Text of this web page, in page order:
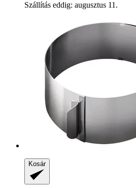
Szállítás eddig: augusztus 11.
Kosár